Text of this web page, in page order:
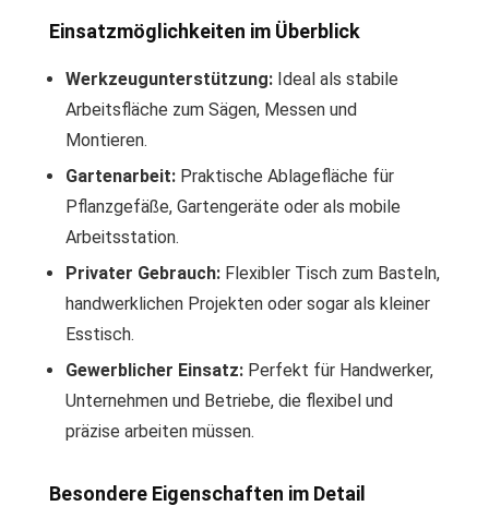
Einsatzmöglichkeiten im Überblick
Werkzeugunterstützung: Ideal als stabile
Arbeitsfläche zum Sägen, Messen und
Montieren.
Gartenarbeit: Praktische Ablagefläche für
Pflanzgefäße, Gartengeräte oder als mobile
Arbeitsstation.
Privater Gebrauch: Flexibler Tisch zum Basteln,
handwerklichen Projekten oder sogar als kleiner
Esstisch.
Gewerblicher Einsatz: Perfekt für Handwerker,
Unternehmen und Betriebe, die flexibel und
präzise arbeiten müssen.
Besondere Eigenschaften im Detail